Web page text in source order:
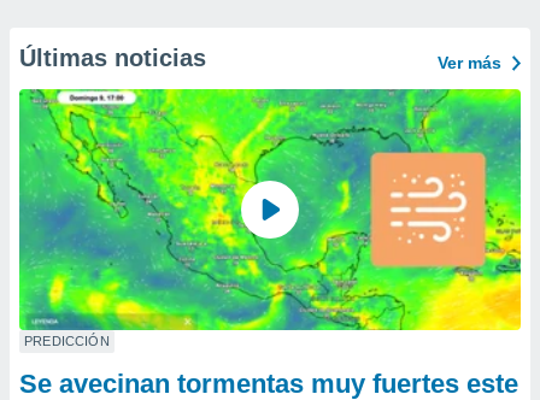
Últimas noticias Ver más
PREDICCIÓN
Se avecinan tormentas muy fuertes este